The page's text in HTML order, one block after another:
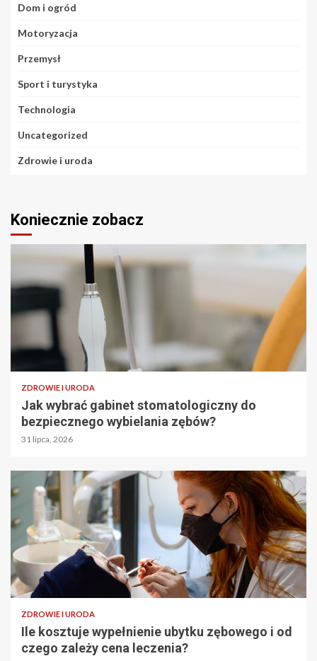
Dom i ogród
Motoryzacja
Przemysł
Sport i turystyka
Technologia
Uncategorized
Zdrowie i uroda
Koniecznie zobacz
ZDROWIE I URODA
Jak wybrać gabinet stomatologiczny do
bezpiecznego wybielania zębów?
31 lipca, 2026
ZDROWIE I URODA
Ile kosztuje wypełnienie ubytku zębowego i od
czego zależy cena leczenia?